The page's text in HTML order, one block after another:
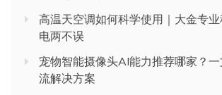
高温天空调如何科学使用｜大金专
电两不误
宠物智能摄像头AI能力推荐哪家？
流解决方案